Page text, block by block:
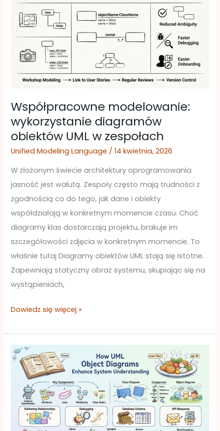
Współpracowne modelowanie:
wykorzystanie diagramów
obiektów UML w zespołach
Unified Modeling Language /14 kwietnia, 2026
W złożonym świecie architektury oprogramowania
jasność jest walutą. Zespoły często mają trudności z
zgodnością co do tego, jak dane i obiekty
współdziałają w konkretnym momencie czasu. Choć
diagramy klas dostarczają projektu, brakuje im
szczegółowości zdjęcia w konkretnym momencie. To
właśnie tutaj Diagramy obiektów UML stają się istotne.
Zapewniają statyczny obraz systemu, skupiając się na
wystąpieniach,
wykorzystanie
diagramów
obiektów
UML
zespołach
Dowiedz się więcej »
Jak
diagramy
obiektów
UML
poprawiają
zrozumienie